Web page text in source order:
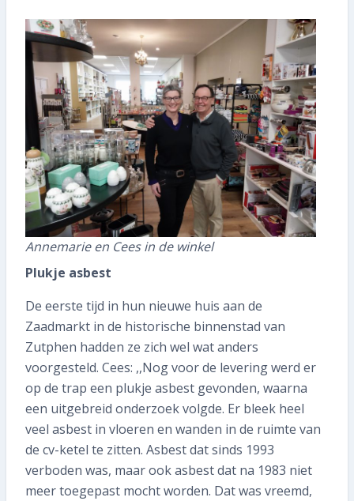
Annemarie en Cees in de winkel
Plukje asbest
De eerste tijd in hun nieuwe huis aan de
Zaadmarkt in de historische binnenstad van
Zutphen hadden ze zich wel wat anders
voorgesteld. Cees: ,,Nog voor de levering werd er
op de trap een plukje asbest gevonden, waarna
een uitgebreid onderzoek volgde. Er bleek heel
veel asbest in vloeren en wanden in de ruimte van
de cv-ketel te zitten. Asbest dat sinds 1993
verboden was, maar ook asbest dat na 1983 niet
meer toegepast mocht worden. Dat was vreemd,